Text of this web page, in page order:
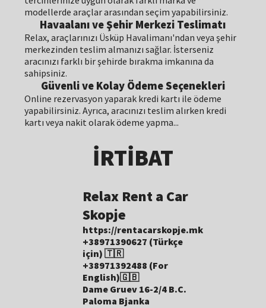
modellerde araçlar arasından seçim yapabilirsiniz.
Havaalanı ve Şehir Merkezi Teslimatı
Relax, araçlarınızı Üsküp Havalimanı'ndan veya şehir
merkezinden teslim almanızı sağlar. İsterseniz
aracınızı farklı bir şehirde bırakma imkanına da
sahipsiniz.
Güvenli ve Kolay Ödeme Seçenekleri
Online rezervasyon yaparak kredi kartı ile ödeme
yapabilirsiniz. Ayrıca, aracınızı teslim alırken kredi
kartı veya nakit olarak ödeme yapma...
İRTİBAT
Relax Rent a Car
Skopje
https://rentacarskopje.mk
+38971390627 (Türkçe
için) 🇹🇷
+38971392488 (For
English)🇬🇧
Dame Gruev 16-2/4 B.C.
Paloma Bjanka